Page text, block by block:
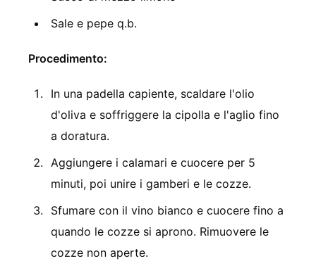
Sale e pepe q.b.
Procedimento:
In una padella capiente, scaldare l'olio
d'oliva e soffriggere la cipolla e l'aglio fino
a doratura.
Aggiungere i calamari e cuocere per 5
minuti, poi unire i gamberi e le cozze.
Sfumare con il vino bianco e cuocere fino a
quando le cozze si aprono. Rimuovere le
cozze non aperte.